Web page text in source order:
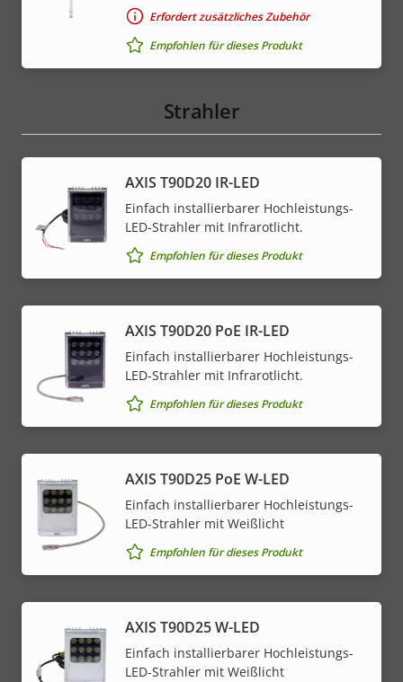
Erfordert zusätzliches Zubehör
Empfohlen für dieses Produkt
Strahler
AXIS T90D20 IR-LED
Einfach installierbarer Hochleistungs-
LED-Strahler mit Infrarotlicht.
Empfohlen für dieses Produkt
AXIS T90D20 PoE IR-LED
Einfach installierbarer Hochleistungs-
LED-Strahler mit Infrarotlicht.
Empfohlen für dieses Produkt
AXIS T90D25 PoE W-LED
Einfach installierbarer Hochleistungs-
LED-Strahler mit Weißlicht
Empfohlen für dieses Produkt
AXIS T90D25 W-LED
Einfach installierbarer Hochleistungs-
LED-Strahler mit Weißlicht